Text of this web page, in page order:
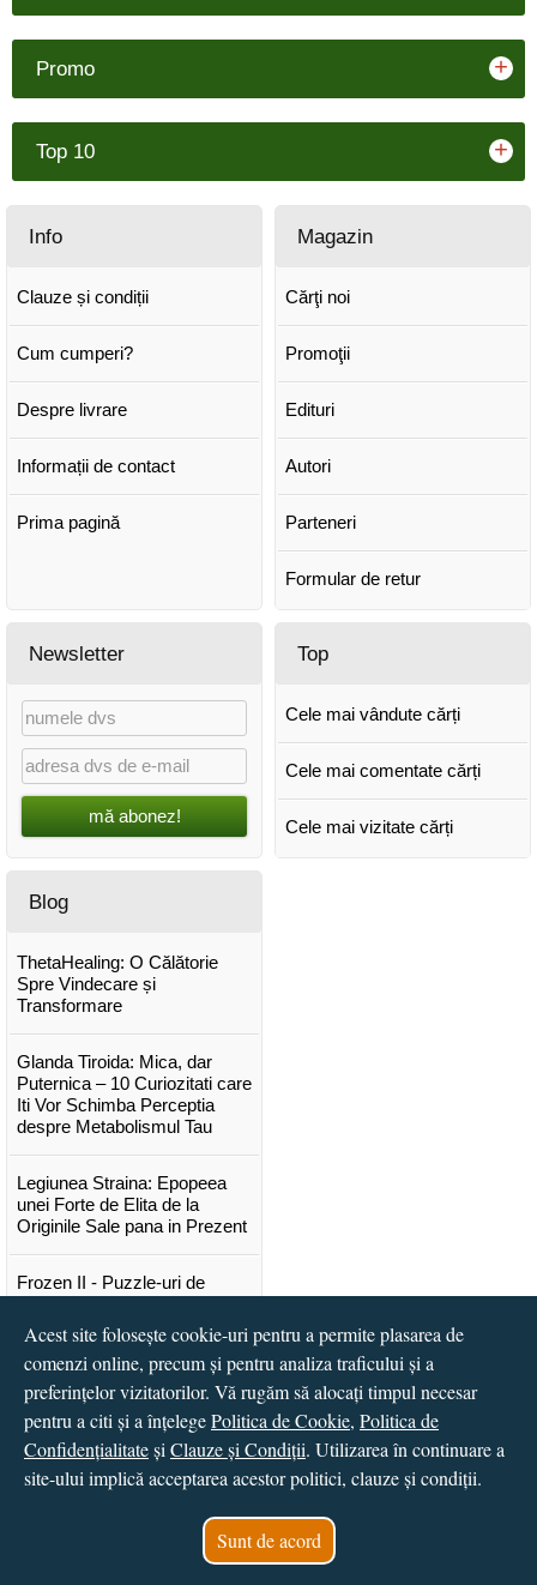
Promo +
Top 10 +
Info
Clauze și condiții
Cum cumperi?
Despre livrare
Informații de contact
Prima pagină
Magazin
Cărţi noi
Promoţii
Edituri
Autori
Parteneri
Formular de retur
Newsletter
mă abonez!
Top
Cele mai vândute cărți
Cele mai comentate cărți
Cele mai vizitate cărți
Blog
ThetaHealing: O Călătorie
Spre Vindecare și
Transformare
Glanda Tiroida: Mica, dar
Puternica – 10 Curiozitati care
Iti Vor Schimba Perceptia
despre Metabolismul Tau
Legiunea Straina: Epopeea
unei Forte de Elita de la
Originile Sale pana in Prezent
Frozen II - Puzzle-uri de
Lansare "Portocalele verzi" de
Vitali Cipileaga
...toate știrile
© 2016 - 2026S.C. CCN Books SRL
Vital Soft
Acest site folosește cookie-uri pentru a permite plasarea de
comenzi online, precum și pentru analiza traficului și a
preferințelor vizitatorilor. Vă rugăm să alocați timpul necesar
pentru a citi și a înțelegePolitica de Cookie, Politica de
Confidențialitateși Clauze și Condiții. Utilizarea în continuare a
site-ului implică acceptarea acestor politici, clauze și condiții.
Sunt de acord